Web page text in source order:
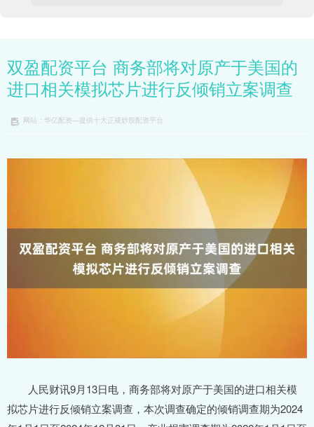
双盈配资平台 商务部将对原产于美国的
进口相关模拟芯片进行反倾销立案调查
网站：华亿配资—提供十大正规炒股配资平台
人民财讯9月13日电，商务部将对原产于美国的进口相关模
拟芯片进行反倾销立案调查，本次调查确定的倾销调查期为2024